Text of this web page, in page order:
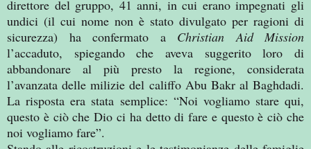
direttore del gruppo, 41 anni, in cui erano impegnati gli
undici (il cui nome non è stato divulgato per ragioni di
sicurezza) ha confermato a Christian Aid Mission
l’accaduto, spiegando che aveva suggerito loro di
abbandonare al più presto la regione, considerata
l’avanzata delle milizie del califfo Abu Bakr al Baghdadi.
La risposta era stata semplice: “Noi vogliamo stare qui,
questo è ciò che Dio ci ha detto di fare e questo è ciò che
noi vogliamo fare”.